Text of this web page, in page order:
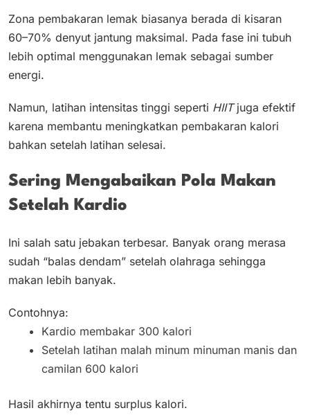
Zona pembakaran lemak biasanya berada di kisaran
60–70% denyut jantung maksimal. Pada fase ini tubuh
lebih optimal menggunakan lemak sebagai sumber
energi.
Namun, latihan intensitas tinggi seperti HIITjuga efektif
karena membantu meningkatkan pembakaran kalori
bahkan setelah latihan selesai.
Sering Mengabaikan Pola Makan
Setelah Kardio
Ini salah satu jebakan terbesar. Banyak orang merasa
sudah “balas dendam” setelah olahraga sehingga
makan lebih banyak.
Contohnya:
Kardio membakar 300 kalori
Setelah latihan malah minum minuman manis dan
camilan 600 kalori
Hasil akhirnya tentu surplus kalori.